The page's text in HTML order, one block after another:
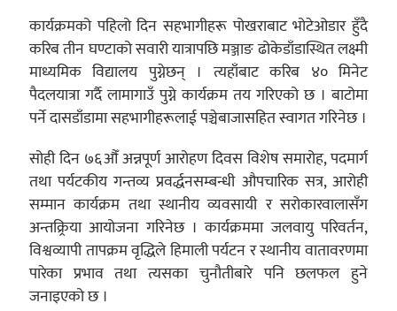
कार्यक्रमको पहिलो दिन सहभागीहरू पोखराबाट भोटेओडार हुँदै
करिब तीन घण्टाको सवारी यात्रापछि मञ्जाङ ढोकेडाँडास्थित लक्ष्मी
माध्यमिक विद्यालय पुग्नेछन् । त्यहाँबाट करिब ४० मिनेट
पैदलयात्रा गर्दै लामागाउँ पुग्ने कार्यक्रम तय गरिएको छ । बाटोमा
पर्ने दासडाँडामा सहभागीहरूलाई पञ्चेबाजासहित स्वागत गरिनेछ ।
सोही दिन ७६औँ अन्नपूर्ण आरोहण दिवस विशेष समारोह, पदमार्ग
तथा पर्यटकीय गन्तव्य प्रवर्द्धनसम्बन्धी औपचारिक सत्र, आरोही
सम्मान कार्यक्रम तथा स्थानीय व्यवसायी र सरोकारवालासँग
अन्तक्र्रिया आयोजना गरिनेछ । कार्यक्रममा जलवायु परिवर्तन,
विश्वव्यापी तापक्रम वृद्धिले हिमाली पर्यटन र स्थानीय वातावरणमा
पारेका प्रभाव तथा त्यसका चुनौतीबारे पनि छलफल हुने
जनाइएको छ ।